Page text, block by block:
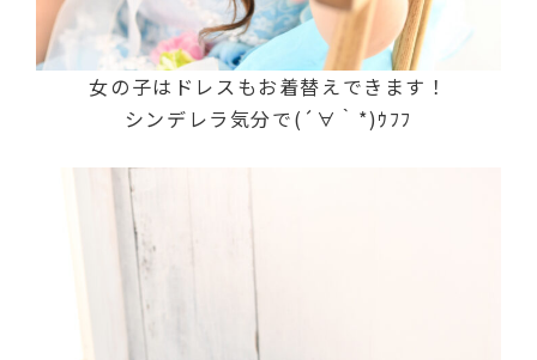
女の子はドレスもお着替えできます！
シンデレラ気分で(´∀｀*)ｳﾌﾌ